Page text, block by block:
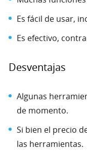
Es fácil de usar,
Es efectivo,
Desventajas
Algunas
de momento.
Si bien el precio
las herramientas.